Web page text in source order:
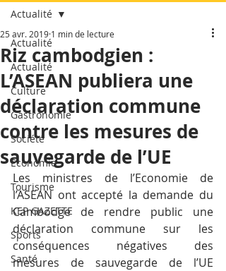
Actualité
Actualité
Culture
Gastronomie
Société
Economie
Tourisme
KEP GAZETTE
Sports
Santé
Actualité
Riz cambodgien :
L’ASEAN publiera une
déclaration commune
contre les mesures de
sauvegarde de l’UE
25 avr. 2019 1 min de lecture
Les ministres de l’Economie de
l’ASEAN ont accepté la demande du
Cambodge de rendre public une
déclaration commune sur les
conséquences négatives des
mesures de sauvegarde de l’UE